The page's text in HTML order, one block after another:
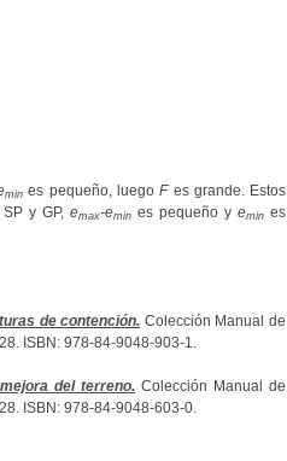
min es pequeño, luegoFes grande. Estos
SP y GP,emax-emin es pequeño yemin es
de contención. Colección Manual de
ISBN: 978-84-9048-903-1.
del terreno.Colección Manual de
ISBN: 978-84-9048-603-0.